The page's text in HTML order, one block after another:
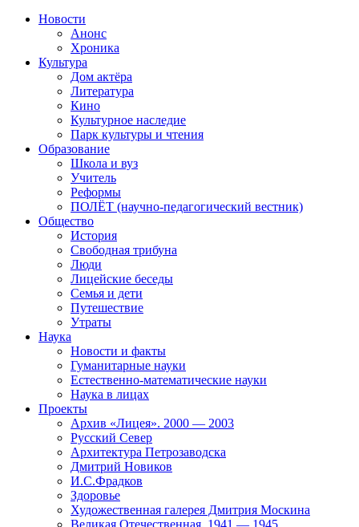
Новости
Анонс
Хроника
Культура
Дом актёра
Литература
Кино
Культурное наследие
Парк культуры и чтения
Образование
Школа и вуз
Учитель
Реформы
ПОЛЁТ (научно-педагогический вестник)
Общество
История
Свободная трибуна
Люди
Лицейские беседы
Семья и дети
Путешествие
Утраты
Наука
Новости и факты
Гуманитарные науки
Естественно-математические науки
Наука в лицах
Проекты
Архив «Лицея». 2000 — 2003
Русский Север
Архитектура Петрозаводска
Дмитрий Новиков
И.С.Фрадков
Здоровье
Художественная галерея Дмитрия Москина